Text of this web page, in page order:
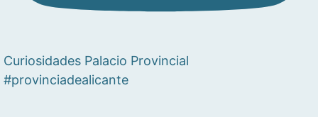
Curiosidades Palacio Provincial
#provinciadealicante